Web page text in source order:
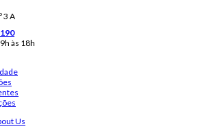
3 A
às 18h
Us